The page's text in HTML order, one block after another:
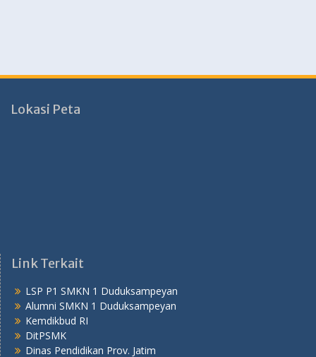
Lokasi Peta
Link Terkait
LSP P1 SMKN 1 Duduksampeyan
Alumni SMKN 1 Duduksampeyan
Kemdikbud RI
DitPSMK
Dinas Pendidikan Prov. Jatim